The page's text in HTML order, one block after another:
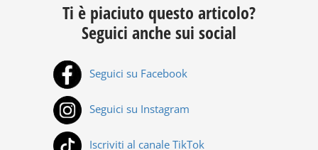
Ti è piaciuto questo articolo?
Seguici anche sui social
Seguici su Facebook
Seguici su Instagram
Iscriviti al canale TikTok